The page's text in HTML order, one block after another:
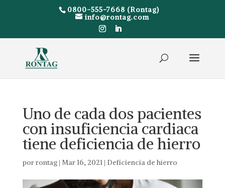
0800-555-7668 (Rontag)
info@rontag.com
Uno de cada dos pacientes
con insuficiencia cardiaca
tiene deficiencia de hierro
porrontag| Mar 16, 2021| Deficiencia de hierro